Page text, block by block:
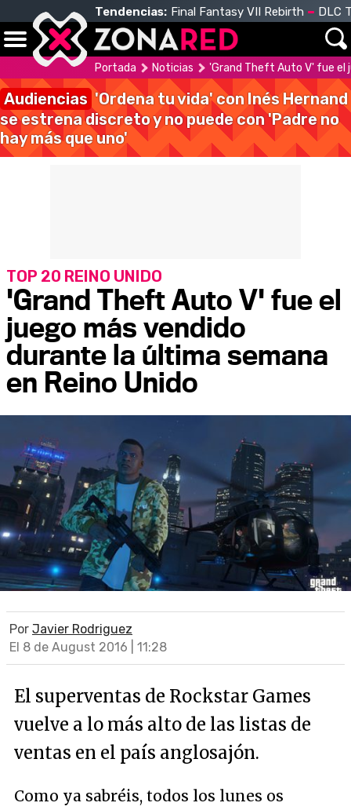
Tendencias: Final Fantasy VII Rebirth DLC
Portada Noticias 'Grand Theft Auto V' fue el
Audiencias 'Ordena tu vida' con Inés Hernand
se estrena discreto y no puede con 'Padre no
hay más que uno'
'Grand Theft Auto V' fue el
juego más vendido
durante la última semana
en Reino Unido
TOP 20 REINO UNIDO
Por Javier Rodriguez
El 8 de August 2016 | 11:28
El superventas de Rockstar Games
vuelve a lo más alto de las listas de
ventas en el país anglosajón.
Como ya sabréis, todos los lunes os